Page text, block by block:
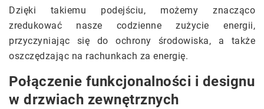
Dzięki takiemu podejściu, możemy znacząco
zredukować nasze codzienne zużycie energii,
przyczyniając się do ochrony środowiska, a także
oszczędzając na rachunkach za energię.
Połączenie funkcjonalności i designu
w drzwiach zewnętrznych